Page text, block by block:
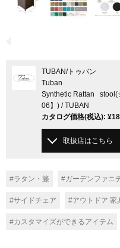
TUBAN/トゥバン
Tuban
Synthetic Rattan stool(
06】) / TUBAN
カタログ価格(税込):
取扱店はこちら
#ラタン・籐 #ガーデンファニ
#サイドチェア #アウトドア 家
#カスタマイズができるアイテム